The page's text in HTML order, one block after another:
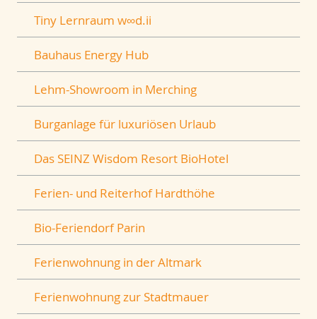
Tiny Lernraum w∞d.ii
Bauhaus Energy Hub
Lehm-Showroom in Merching
Burganlage für luxuriösen Urlaub
Das SEINZ Wisdom Resort BioHotel
Ferien- und Reiterhof Hardthöhe
Bio-Feriendorf Parin
Ferienwohnung in der Altmark
Ferienwohnung zur Stadtmauer